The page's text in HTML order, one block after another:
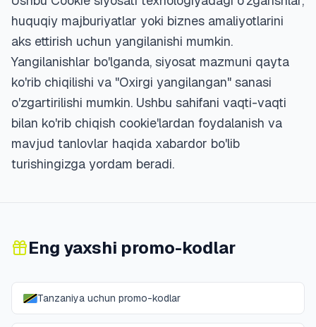
huquqiy majburiyatlar yoki biznes amaliyotlarini
aks ettirish uchun yangilanishi mumkin.
Yangilanishlar bo'lganda, siyosat mazmuni qayta
ko'rib chiqilishi va "Oxirgi yangilangan" sanasi
o'zgartirilishi mumkin. Ushbu sahifani vaqti-vaqti
bilan ko'rib chiqish cookie'lardan foydalanish va
mavjud tanlovlar haqida xabardor bo'lib
turishingizga yordam beradi.
Eng yaxshi promo-kodlar
Tanzaniya uchun promo-kodlar